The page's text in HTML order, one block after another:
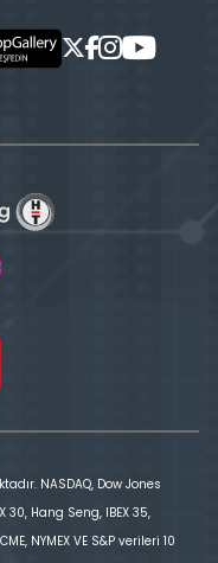
NASDAQ, Dow Jones
30, Hang Seng, IBEX 35,
NYMEX VE S&P verileri 10